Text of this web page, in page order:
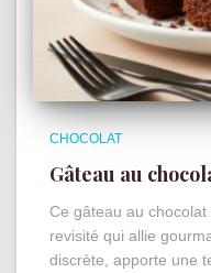
CHOCOLAT
Gâteau au
Ce gâteau au
revisité qui allie
discrète, apporte une